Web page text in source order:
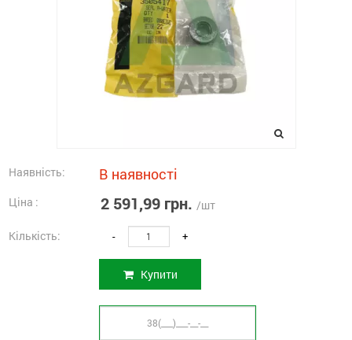
Наявність: В наявності
Ціна : 2 591,99 грн. /шт
Кількість: - +
Купити